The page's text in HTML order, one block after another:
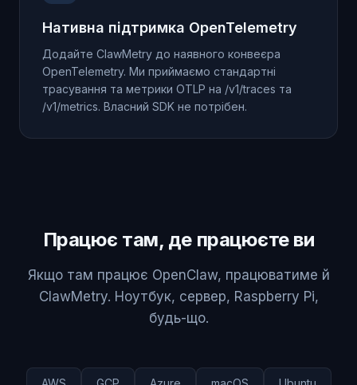
Нативна підтримка OpenTelemetry
Додайте ClawMetry до наявного конвеєра
OpenTelemetry. Ми приймаємо стандартні
трасування та метрики OTLP на /v1/traces та
/v1/metrics. Власний SDK не потрібен.
Працює там, де працюєте ви
Якщо там працює OpenClaw, працюватиме й
ClawMetry. Ноутбук, сервер, Raspberry Pi,
будь-що.